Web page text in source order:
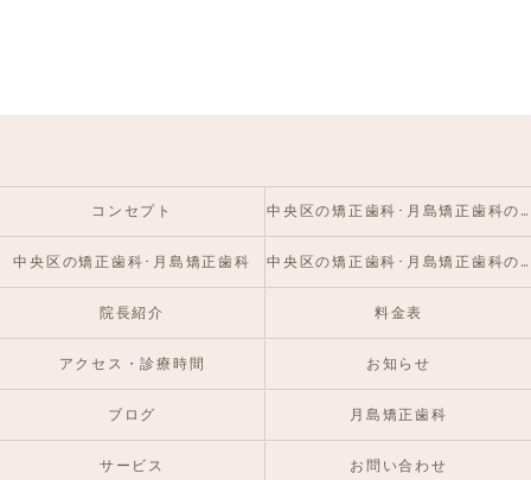
コンセプト 中央区の矯正歯科･月島矯正歯科の口コミ情報
中央区の矯正歯科･月島矯正歯科 中央区の矯正歯科･月島矯正歯科のお客様の声
院長紹介 料金表
アクセス・診療時間 お知らせ
ブログ 月島矯正歯科
サービス お問い合わせ